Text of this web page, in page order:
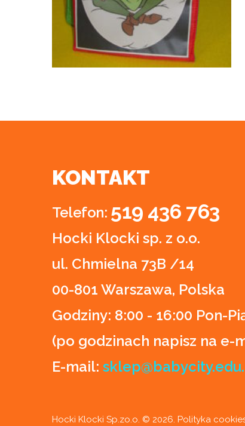
KONTAKT
Telefon: 519 436 763
Hocki Klocki sp. z o.o.
ul. Chmielna 73B /14
00-801 Warszawa, Polska
Godziny: 8:00 - 16:00 Pon-
(po godzinach napisz na e-
E-mail:
Hocki Klocki Sp.zo.o. © 2026. Polityka